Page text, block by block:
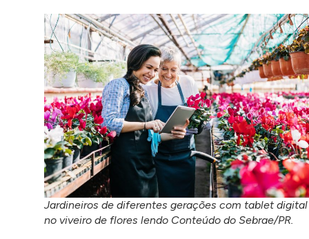
Jardineiros de diferentes gerações com tablet digital
no viveiro de flores lendo Conteúdo do Sebrae/PR.